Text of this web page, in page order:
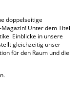
doppelseitige
Unter dem Titel
Einblicke in unsere
gleichzeitig unser
für den Raum und die